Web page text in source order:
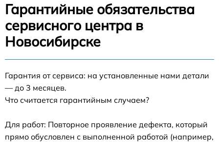
Гарантийные обязательства
сервисного центра в
Новосибирске
Гарантия от сервиса: на установленные нами детали
— до 3 месяцев.
Что считается гарантийным случаем?
Для работ: Повторное проявление дефекта, который
прямо обусловлен с выполненной работой (например,